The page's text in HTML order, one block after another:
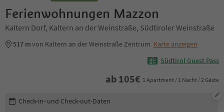
Ferienwohnungen Mazzon
Kaltern Dorf, Kaltern an der Weinstraße, Südtiroler Weinstraße
517 mvon Kaltern an der Weinstraße Zentrum Karte anzeigen
Südtirol Guest Pass
ab 105€ 1 Apartment / 1 Nacht / 2 Gäste
Buchungsdetails bearbeiten
Check-in- und Check-out-Daten